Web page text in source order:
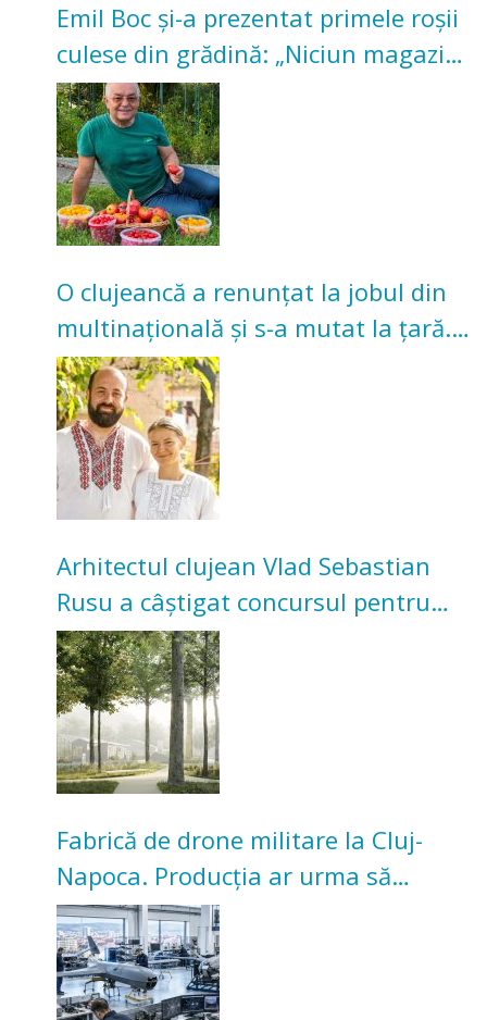
Emil Boc și-a prezentat primele roșii
culese din grădină: „Niciun magazin
nu poate oferi această satisfacție”
O clujeancă a renunțat la jobul din
multinațională și s-a mutat la țară.
Acum cultivă legume în grădina
bunicilor
Arhitectul clujean Vlad Sebastian
Rusu a câștigat concursul pentru
transformarea Grădinii Casei
Universitarilor
Fabrică de drone militare la Cluj-
Napoca. Producția ar urma să
înceapă în toamna acestui an